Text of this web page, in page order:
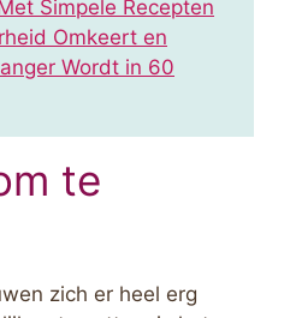
Simpele Recepten
Omkeert en
Wordt in 60
te
zich er heel erg